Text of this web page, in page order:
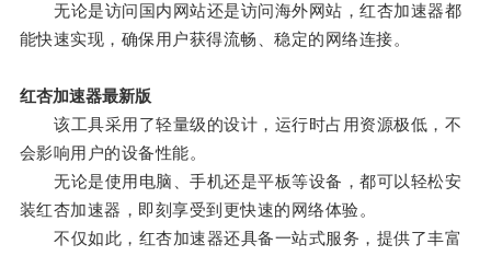
无论是访问国内网站还是访问海外网站，红杏加速器都
能快速实现，确保用户获得流畅、稳定的网络连接。
红杏加速器最新版
该工具采用了轻量级的设计，运行时占用资源极低，不
会影响用户的设备性能。
无论是使用电脑、手机还是平板等设备，都可以轻松安
装红杏加速器，即刻享受到更快速的网络体验。
不仅如此，红杏加速器还具备一站式服务，提供了丰富